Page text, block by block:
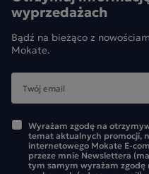
wyprzedażach
Bądź na bieżąco z
Mokate.
Wyrażam zgodę na
temat aktualnych promocji,
internetowego Mokate E-
przeze mnie Newslettera
tym samym wyrażam